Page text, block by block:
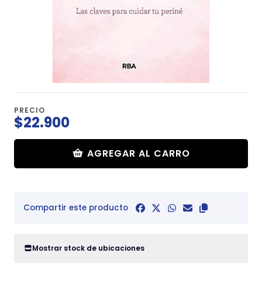
PRECIO
$22.900
AGREGAR AL CARRO
Compartir este producto
Mostrar stock de ubicaciones